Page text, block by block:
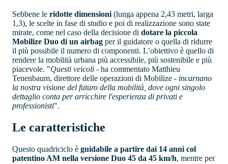
Sebbene le ridotte dimensioni (lunga appena 2,43 metri, larga
1,3), le scelte in fase di studio e poi di realizzazione sono state
mirate, come nel caso della decisione di dotare la piccola
Mobilize Duo di un airbag per il guidatore o quella di ridurre
il più possibile il numero di componenti. L’obiettivo è quello di
rendere la mobilità urbana più accessibile, più sostenibile e più
piacevole. "Questi veicoli - ha commentato Matthieu
Tenenbaum, direttore delle operazioni di Mobilize - incarnano
la nostra visione del futuro della mobilità, dove ogni singolo
dettaglio conta per arricchire l'esperienza di privati e
professionisti".
Le caratteristiche
Questo quadriciclo è guidabile a partire dai 14 anni col
patentino AM nella versione Duo 45 da 45 km/h, mentre per